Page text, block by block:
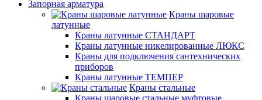
Запорная арматура
Краны шаровые
латунные
Краны латунные СТАНДАРТ
Краны латунные никелированные ЛЮКС
Краны для подключения сантехнических
приборов
Краны латунные ТЕМПЕР
Краны стальные
Краны шаровые стальные муфтовые